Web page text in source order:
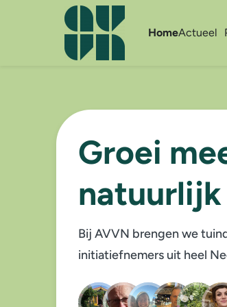
HomeActueel
Groei
Bij AVVN brengen we
initiatiefnemers uit heel